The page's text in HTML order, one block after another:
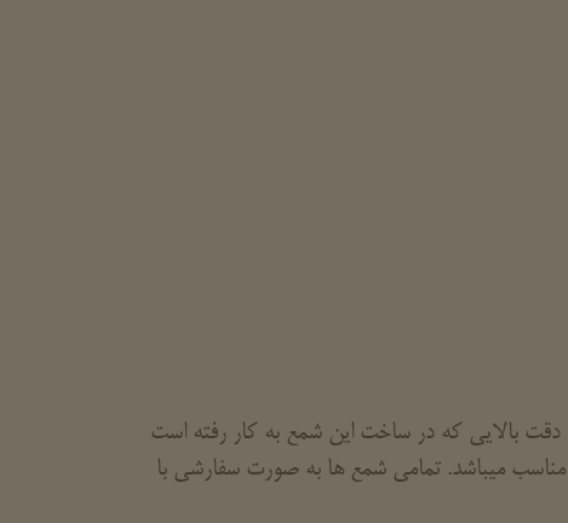
دقت بالایی که در ساخت این شمع به کار رفته است
مناسب میباشد. تمامی شمع ها به صورت سفارشی با